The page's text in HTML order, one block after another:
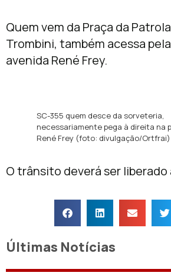
Quem vem da Praça da
Trombini, também acessa
avenida René Frey.
SC-355 quem desce da sorveteria,
necessariamente pega à direita na
René Frey (foto: divulgação/Ortfrai)
O trânsito deverá ser liberado
Últimas Notícias